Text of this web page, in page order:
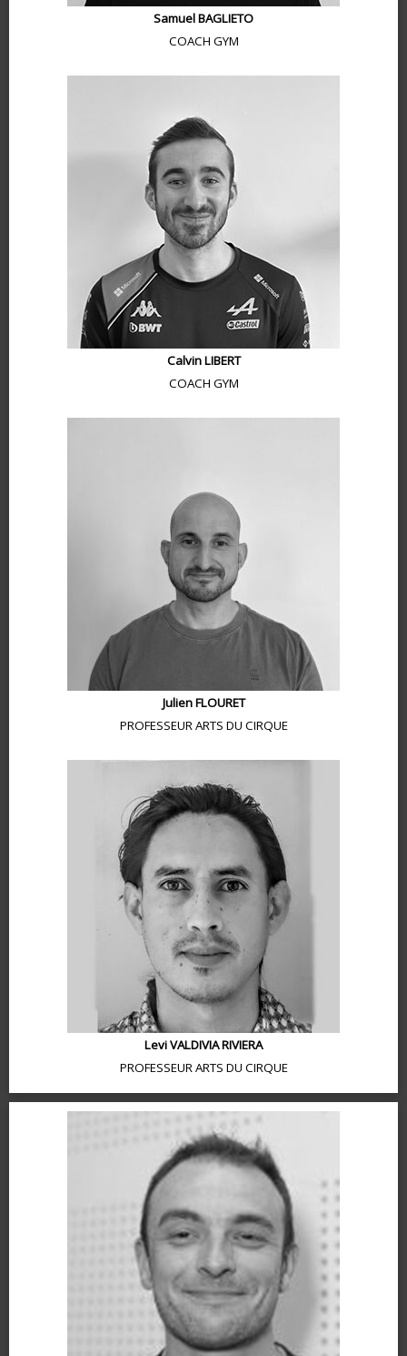
Samuel BAGLIETO
COACH GYM
Calvin LIBERT
COACH GYM
Julien FLOURET
PROFESSEUR ARTS DU CIRQUE
Levi VALDIVIA RIVIERA
PROFESSEUR ARTS DU CIRQUE